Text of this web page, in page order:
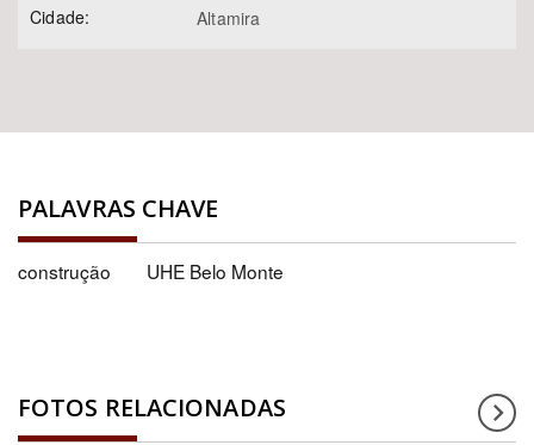
Cidade: Altamira
PALAVRAS CHAVE
construção UHE Belo Monte
FOTOS RELACIONADAS